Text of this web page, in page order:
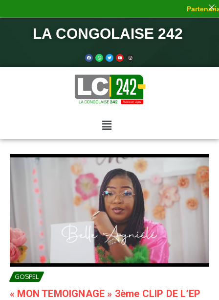
LA CONGOLAISE 242
GOSPEL
« MON TEMOIGNAGE » 3ème CLIP DE L’EP